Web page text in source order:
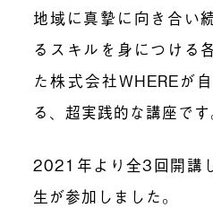
地域に真摯に向き合い
るスキルを身につける
た株式会社WHEREが
る、超実践的な講座です
2021年より全3回開講
生が参加しました。